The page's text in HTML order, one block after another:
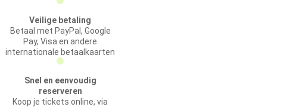
Veilige betaling
Betaal met PayPal, Google
Pay, Visa en andere
internationale betaalkaarten
Snel en eenvoudig
reserveren
Koop je tickets online, via